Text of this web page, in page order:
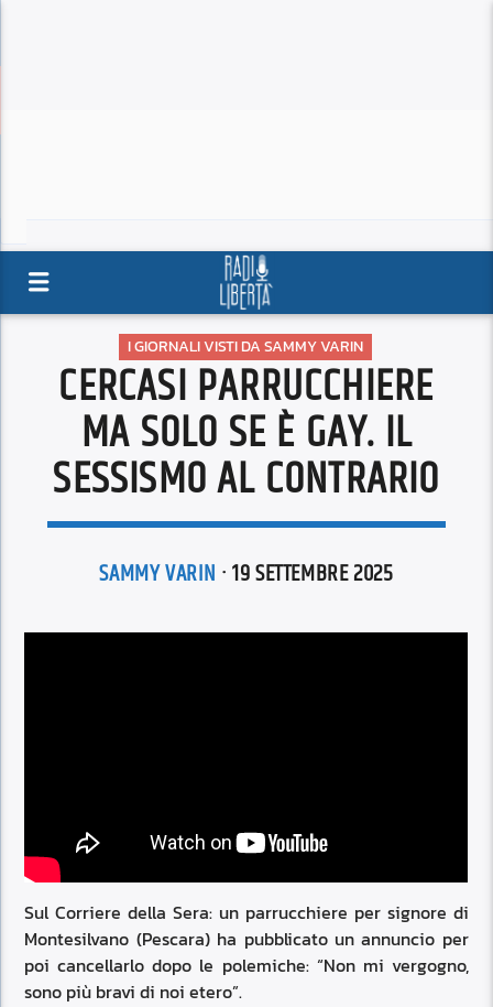
I GIORNALI VISTI DA SAMMY VARIN
CERCASI PARRUCCHIERE
MA SOLO SE È GAY. IL
SESSISMO AL CONTRARIO
SAMMY VARIN · 19 SETTEMBRE 2025
Sul Corriere della Sera: un parrucchiere per signore di
Montesilvano (Pescara) ha pubblicato un annuncio per
poi cancellarlo dopo le polemiche: “Non mi vergogno,
sono più bravi di noi etero”.